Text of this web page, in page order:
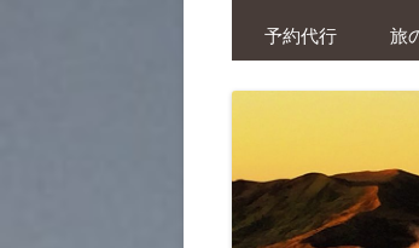
予約代行
ヤンクリ・イベント
旅